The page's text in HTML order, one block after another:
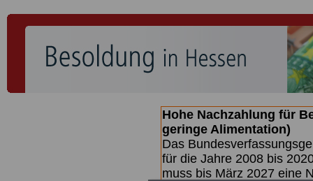
Hohe Nachzahlung für
geringe Alimentation)
Das
für die Jahre 2008 bis
muss bis März 2027 eine